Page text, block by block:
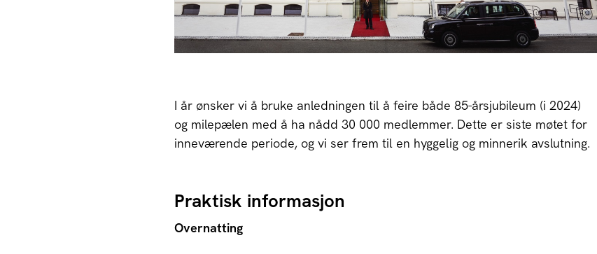
I år ønsker vi å bruke anledningen til å feire både 85-årsjubileum (i 2024)
og milepælen med å ha nådd 30 000 medlemmer. Dette er siste møtet for
inneværende periode, og vi ser frem til en hyggelig og minnerik avslutning.
Praktisk informasjon
Overnatting